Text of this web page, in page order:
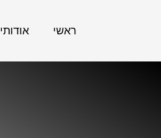
ראשי אודותי